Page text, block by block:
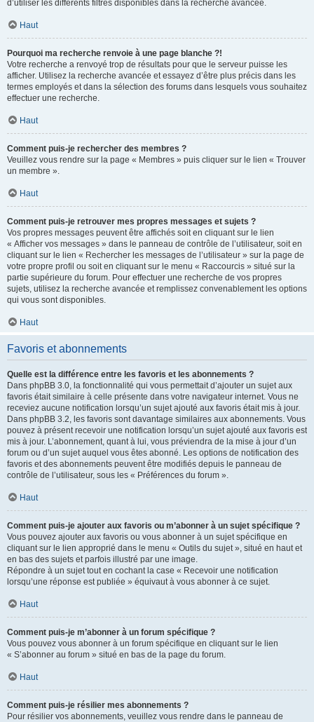
d’utiliser les différents filtres disponibles dans la recherche avancée.
Haut
Pourquoi ma recherche renvoie à une page blanche ?!
Votre recherche a renvoyé trop de résultats pour que le serveur puisse les
afficher. Utilisez la recherche avancée et essayez d’être plus précis dans les
termes employés et dans la sélection des forums dans lesquels vous souhaitez
effectuer une recherche.
Haut
Comment puis-je rechercher des membres ?
Veuillez vous rendre sur la page « Membres » puis cliquer sur le lien « Trouver
un membre ».
Haut
Comment puis-je retrouver mes propres messages et sujets ?
Vos propres messages peuvent être affichés soit en cliquant sur le lien
« Afficher vos messages » dans le panneau de contrôle de l’utilisateur, soit en
cliquant sur le lien « Rechercher les messages de l’utilisateur » sur la page de
votre propre profil ou soit en cliquant sur le menu « Raccourcis » situé sur la
partie supérieure du forum. Pour effectuer une recherche de vos propres
sujets, utilisez la recherche avancée et remplissez convenablement les options
qui vous sont disponibles.
Haut
Favoris et abonnements
Quelle est la différence entre les favoris et les abonnements ?
Dans phpBB 3.0, la fonctionnalité qui vous permettait d’ajouter un sujet aux
favoris était similaire à celle présente dans votre navigateur internet. Vous ne
receviez aucune notification lorsqu’un sujet ajouté aux favoris était mis à jour.
Dans phpBB 3.2, les favoris sont davantage similaires aux abonnements. Vous
pouvez à présent recevoir une notification lorsqu’un sujet ajouté aux favoris est
mis à jour. L’abonnement, quant à lui, vous préviendra de la mise à jour d’un
forum ou d’un sujet auquel vous êtes abonné. Les options de notification des
favoris et des abonnements peuvent être modifiés depuis le panneau de
contrôle de l’utilisateur, sous les « Préférences du forum ».
Haut
Comment puis-je ajouter aux favoris ou m’abonner à un sujet spécifique ?
Vous pouvez ajouter aux favoris ou vous abonner à un sujet spécifique en
cliquant sur le lien approprié dans le menu « Outils du sujet », situé en haut et
en bas des sujets et parfois illustré par une image.
Répondre à un sujet tout en cochant la case « Recevoir une notification
lorsqu’une réponse est publiée » équivaut à vous abonner à ce sujet.
Haut
Comment puis-je m’abonner à un forum spécifique ?
Vous pouvez vous abonner à un forum spécifique en cliquant sur le lien
« S’abonner au forum » situé en bas de la page du forum.
Haut
Comment puis-je résilier mes abonnements ?
Pour résilier vos abonnements, veuillez vous rendre dans le panneau de